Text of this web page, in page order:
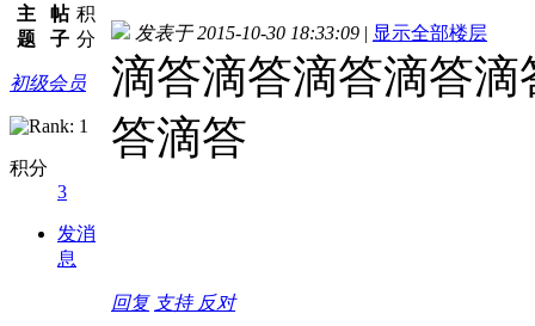
主
题
帖
子
积
分
初级会员
积分
3
发消
息
发表于 2015-10-30 18:33:09 | 显示全部楼层
滴答滴答滴答滴答
答滴答
回复 支持 反对